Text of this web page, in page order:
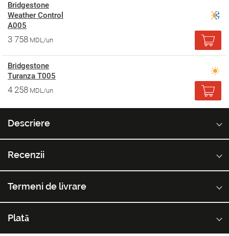
Bridgestone
Weather Control
A005
3 758 MDL/un
Bridgestone
Turanza T005
4 258 MDL/un
Descriere
Recenzii
Termeni de livrare
Plată